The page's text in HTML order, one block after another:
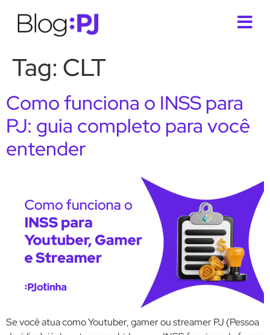
Tag: CLT
Como funciona o INSS para
PJ: guia completo para você
entender
Se você atua como Youtuber, gamer ou streamer PJ (Pessoa